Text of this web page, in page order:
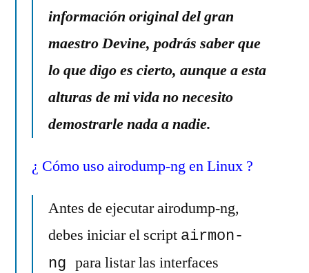
información original del gran
maestro Devine, podrás saber que
lo que digo es cierto, aunque a esta
alturas de mi vida no necesito
demostrarle nada a nadie.
¿ Cómo uso airodump-ng en Linux ?
Antes de ejecutar airodump-ng,
debes iniciar el script airmon-
ng para listar las interfaces